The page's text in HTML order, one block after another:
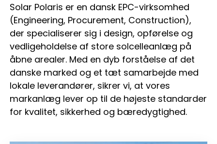
Solar Polaris er en dansk EPC-virksomhed
(Engineering, Procurement, Construction),
der specialiserer sig i design, opførelse og
vedligeholdelse af store solcelleanlæg på
åbne arealer. Med en dyb forståelse af det
danske marked og et tæt samarbejde med
lokale leverandører, sikrer vi, at vores
markanlæg lever op til de højeste standarder
for kvalitet, sikkerhed og bæredygtighed.